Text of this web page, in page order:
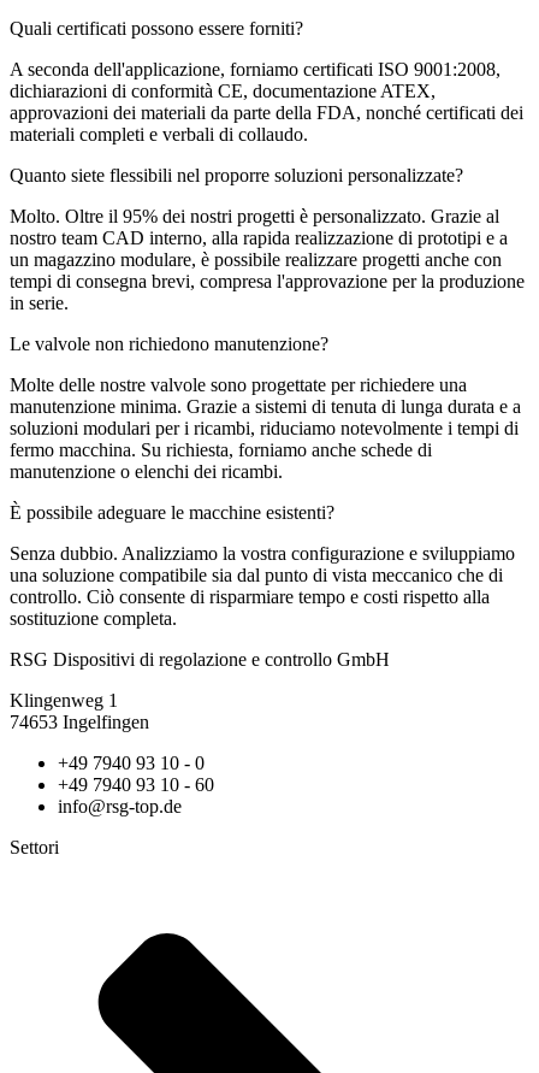
Quali certificati possono essere forniti?
A seconda dell'applicazione, forniamo certificati ISO 9001:2008,
dichiarazioni di conformità CE, documentazione ATEX,
approvazioni dei materiali da parte della FDA, nonché certificati dei
materiali completi e verbali di collaudo.
Quanto siete flessibili nel proporre soluzioni personalizzate?
Molto. Oltre il 95% dei nostri progetti è personalizzato. Grazie al
nostro team CAD interno, alla rapida realizzazione di prototipi e a
un magazzino modulare, è possibile realizzare progetti anche con
tempi di consegna brevi, compresa l'approvazione per la produzione
in serie.
Le valvole non richiedono manutenzione?
Molte delle nostre valvole sono progettate per richiedere una
manutenzione minima. Grazie a sistemi di tenuta di lunga durata e a
soluzioni modulari per i ricambi, riduciamo notevolmente i tempi di
fermo macchina. Su richiesta, forniamo anche schede di
manutenzione o elenchi dei ricambi.
È possibile adeguare le macchine esistenti?
Senza dubbio. Analizziamo la vostra configurazione e sviluppiamo
una soluzione compatibile sia dal punto di vista meccanico che di
controllo. Ciò consente di risparmiare tempo e costi rispetto alla
sostituzione completa.
RSG Dispositivi di regolazione e controllo GmbH
Klingenweg 1
74653 Ingelfingen
+49 7940 93 10 - 0
+49 7940 93 10 - 60
info@rsg-top.de
Settori